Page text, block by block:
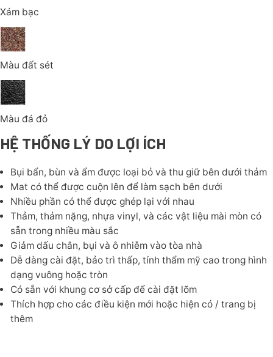
Xám bạc
Màu đất sét
Màu đá đỏ
HỆ THỐNG LÝ DO LỢI ÍCH
Bụi bẩn, bùn và ẩm được loại bỏ và thu giữ bên dưới thảm
Mat có thể được cuộn lên để làm sạch bên dưới
Nhiều phần có thể được ghép lại với nhau
Thảm, thảm nặng, nhựa vinyl, và các vật liệu mài mòn có
sẵn trong nhiều màu sắc
Giảm dấu chân, bụi và ô nhiễm vào tòa nhà
Dễ dàng cài đặt, bảo trì thấp, tính thẩm mỹ cao trong hình
dạng vuông hoặc tròn
Có sẵn với khung cơ sở cấp để cài đặt lõm
Thích hợp cho các điều kiện mới hoặc hiện có / trang bị
thêm